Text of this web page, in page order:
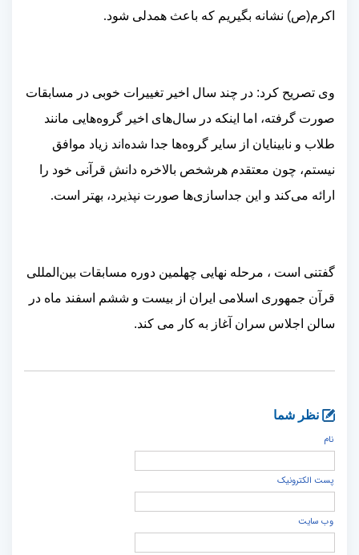
اکرم(ص) نشانه بگیریم که باعث همدلی شود.
وی تصریح کرد: در چند سال اخیر تغییرات خوبی در مسابقات
صورت گرفته، اما اینکه در سال‌های اخیر گروه‌هایی مانند
طلاب و نابینایان از سایر گروه‌ها جدا شده‌اند زیاد موافق
نیستم، چون معتقدم هرشخص بالاخره دانش قرآنی خود را
ارائه می‌کند و این جداسازی‌ها صورت نپذیرد، بهتر است.
گفتنی است ، مرحله نهایی چهلمین دوره مسابقات بین‌المللی
قرآن جمهوری اسلامی ایران از بیست و ششم اسفند ماه در
سالن اجلاس سران آغاز به کار می کند.
نظر شما
نام
پست الكترونيک
وب سایت